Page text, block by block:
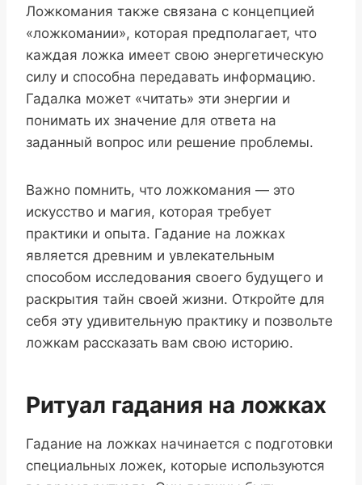
Ложкомания также связана с концепцией
«ложкомании», которая предполагает, что
каждая ложка имеет свою энергетическую
силу и способна передавать информацию.
Гадалка может «читать» эти энергии и
понимать их значение для ответа на
заданный вопрос или решение проблемы.
Важно помнить, что ложкомания — это
искусство и магия, которая требует
практики и опыта. Гадание на ложках
является древним и увлекательным
способом исследования своего будущего и
раскрытия тайн своей жизни. Откройте для
себя эту удивительную практику и позвольте
ложкам рассказать вам свою историю.
Ритуал гадания на ложках
Гадание на ложках начинается с подготовки
специальных ложек, которые используются